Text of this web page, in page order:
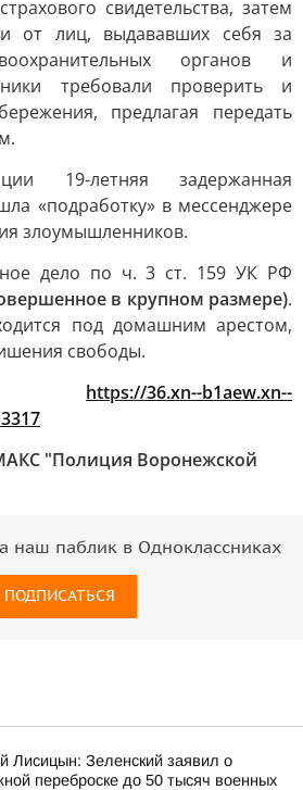
свидетельства, затем
от лиц, выдававших себя за
органов и
требовали проверить и
предлагая передать
19-летняя задержанная
«подработку» в мессенджере
злоумышленников.
дело по ч. 3 ст. 159 УК РФ
в крупном размере).
под домашним арестом,
свободы.
https://36.xn--b1aew.xn--
"Полиция Воронежской
наш паблик в Одноклассниках
ПОДПИСАТЬСЯ
Лисицын: Зеленский заявил о
переброске до 50 тысяч военных